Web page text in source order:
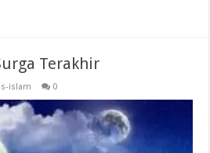
Terakhir
islam 0